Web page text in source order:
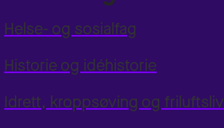
Helse- og sosialfag
Historie og idéhistorie
Idrett, kroppsøving og friluftsliv